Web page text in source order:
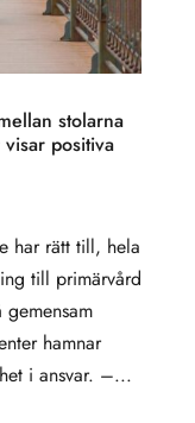
stolarna
positiva
har rätt till, hela
till primärvård
hamnar
i ansvar. –...